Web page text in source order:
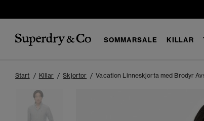
SOMMARSALE KILLAR
Start Killar Skjortor Vacation Linneskjorta med Brodyr